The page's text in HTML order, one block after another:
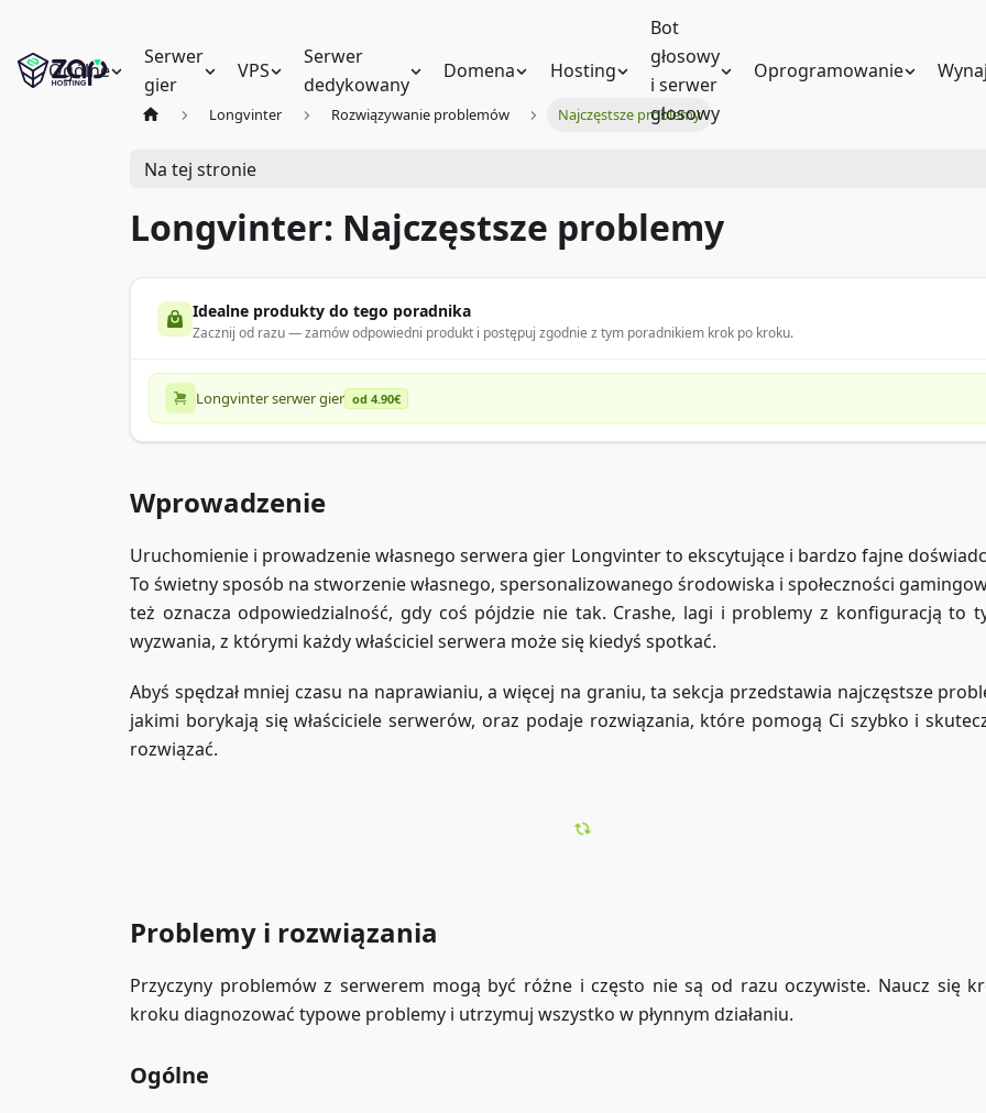
Ogólne
Serwer
gier
VPS
Serwer
dedykowany
Domena Hosting
Bot
głosowy
i serwer
głosowy
Oprogramowanie
Longvinter Rozwiązywanie problemów Najczęstsze problemy
Na tej stronie
Longvinter: Najczęstsze problemy
Idealne produkty do tego poradnika
Zacznij od razu — zamów odpowiedni produkt i postępuj zgodnie z tym poradnikiem krok po kroku.
Longvinter serwer gier od 4.90€
Wprowadzenie
Uruchomienie i prowadzenie własnego serwera gier Longvinter to ekscytujące i bardzo fajne
To świetny sposób na stworzenie własnego, spersonalizowanego środowiska i społeczności
też oznacza odpowiedzialność, gdy coś pójdzie nie tak. Crashe, lagi i problemy z konfiguracją to
wyzwania, z którymi każdy właściciel serwera może się kiedyś spotkać.
Abyś spędzał mniej czasu na naprawianiu, a więcej na graniu, ta sekcja przedstawia najczęstsze
jakimi borykają się właściciele serwerów, oraz podaje rozwiązania, które pomogą Ci szybko i
rozwiązać.
Problemy i rozwiązania
Przyczyny problemów z serwerem mogą być różne i często nie są od razu oczywiste. Naucz się
kroku diagnozować typowe problemy i utrzymuj wszystko w płynnym działaniu.
Ogólne